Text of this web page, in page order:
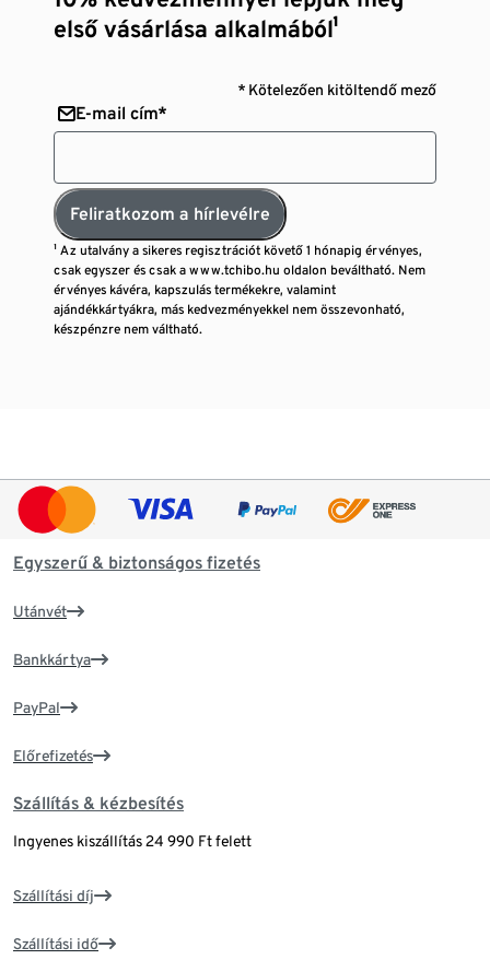
első vásárlása alkalmából¹
* Kötelezően kitöltendő mező
E-mail cím*
Feliratkozom a hírlevélre
¹ Az utalvány a sikeres regisztrációt követő 1 hónapig érvényes,
csak egyszer és csak a www.tchibo.hu oldalon beváltható. Nem
érvényes kávéra, kapszulás termékekre, valamint
ajándékkártyákra, más kedvezményekkel nem összevonható,
készpénzre nem váltható.
Egyszerű & biztonságos fizetés
Utánvét
Bankkártya
PayPal
Előrefizetés
Szállítás & kézbesítés
Ingyenes kiszállítás 24 990 Ft felett
Szállítási díj
Szállítási idő